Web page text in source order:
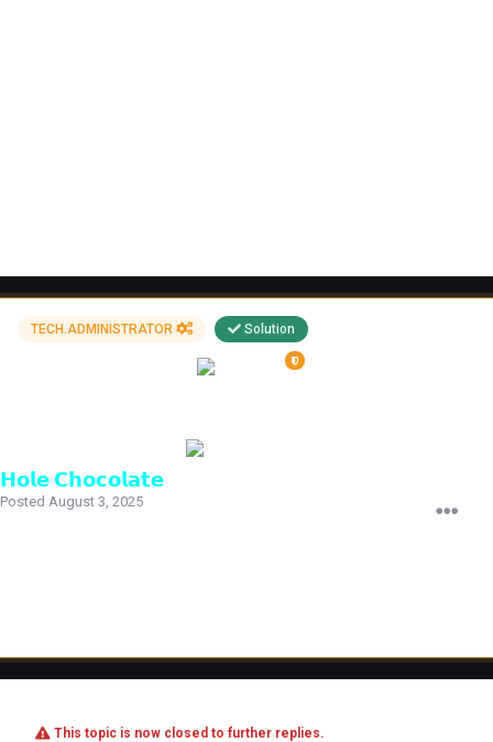
TECH.ADMINISTRATOR Solution
𝗛𝗼𝗹𝗲 𝗖𝗵𝗼𝗰𝗼𝗹𝗮𝘁𝗲
Posted August 3, 2025
This topic is now closed to further replies.